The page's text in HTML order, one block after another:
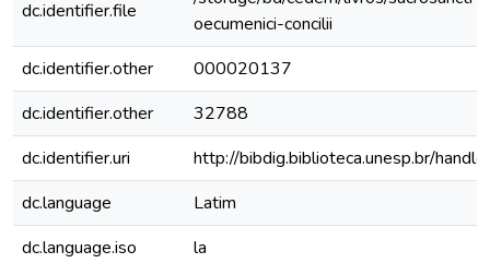
dc.identifier.file
oecumenici-concilii
dc.identifier.other
000020137
dc.identifier.other
32788
dc.identifier.uri
http://bibdig.biblioteca.unesp.br/
dc.language
Latim
dc.language.iso
la